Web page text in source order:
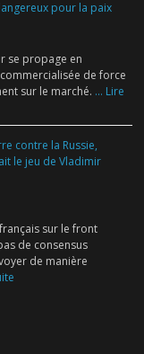
pour la paix
se propage en
de force
sur le marché. ... Lire
contre la Russie,
le jeu de Vladimir
sur le front
de consensus
de manière